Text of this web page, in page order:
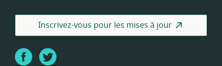
Inscrivez-vous pour les mises à jour
FacebookTwitter